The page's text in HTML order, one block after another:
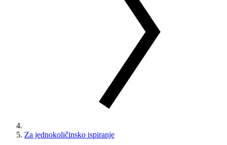
Za jednokoličinsko ispiranje